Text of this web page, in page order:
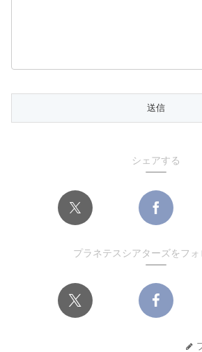
シェアする
プラネテスシアターズをフォ